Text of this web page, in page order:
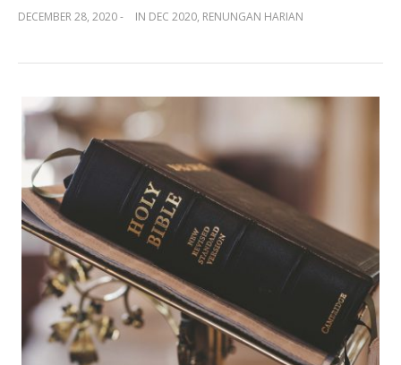
DECEMBER 28, 2020 - IN DEC 2020, RENUNGAN HARIAN